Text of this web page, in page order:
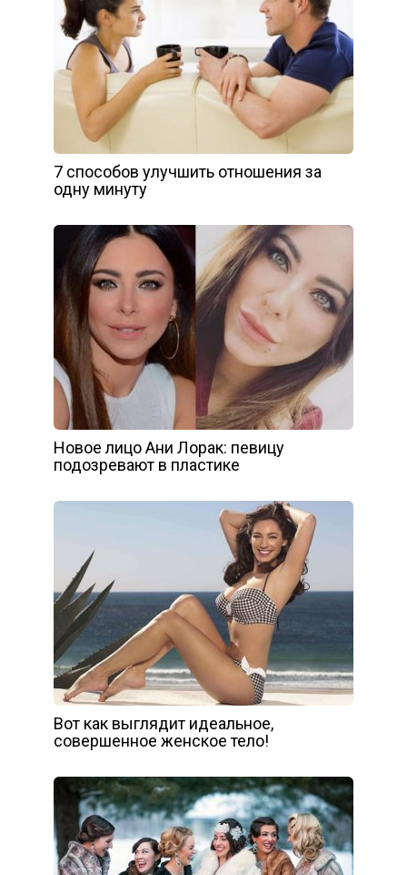
7 способов улучшить отношения за
одну минуту
Новое лицо Ани Лорак: певицу
подозревают в пластике
Вот как выглядит идеальное,
совершенное женское тело!